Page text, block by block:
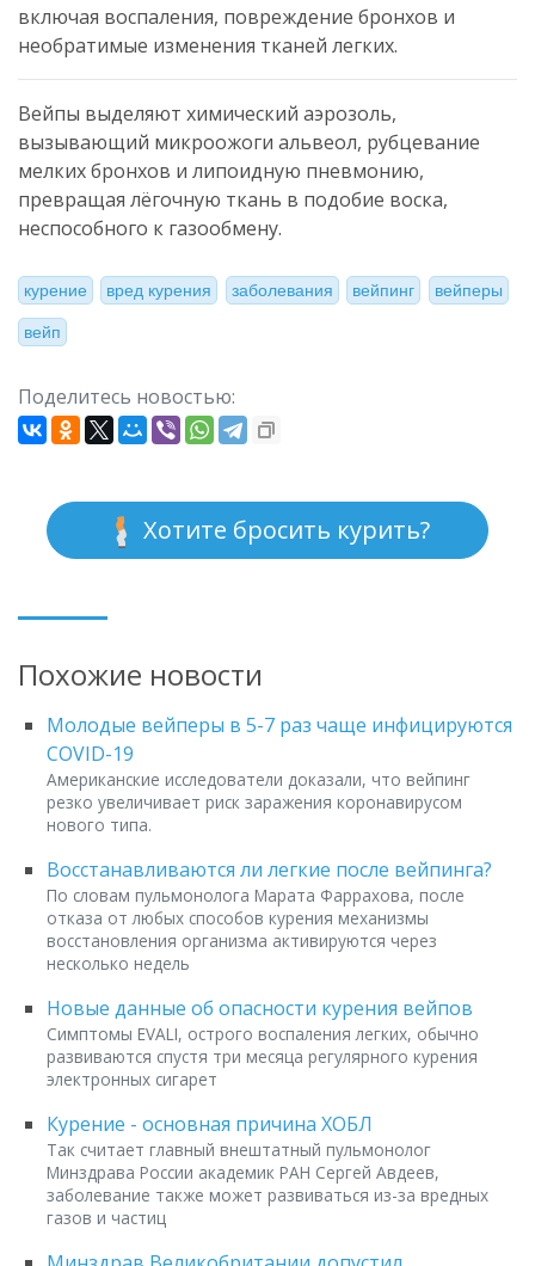
включая воспаления, повреждение бронхов и
необратимые изменения тканей легких.
Вейпы выделяют химический аэрозоль,
вызывающий микроожоги альвеол, рубцевание
мелких бронхов и липоидную пневмонию,
превращая лёгочную ткань в подобие воска,
неспособного к газообмену.
курение вред курения заболевания вейпинг вейперы
вейп
Поделитесь новостью:
Хотите бросить курить?
Похожие новости
Молодые вейперы в 5-7 раз чаще инфицируются
COVID-19
Американские исследователи доказали, что вейпинг
резко увеличивает риск заражения коронавирусом
нового типа.
Восстанавливаются ли легкие после вейпинга?
По словам пульмонолога Марата Фаррахова, после
отказа от любых способов курения механизмы
восстановления организма активируются через
несколько недель
Новые данные об опасности курения вейпов
Симптомы EVALI, острого воспаления легких, обычно
развиваются спустя три месяца регулярного курения
электронных сигарет
Курение - основная причина ХОБЛ
Так считает главный внештатный пульмонолог
Минздрава России академик РАН Сергей Авдеев,
заболевание также может развиваться из-за вредных
газов и частиц